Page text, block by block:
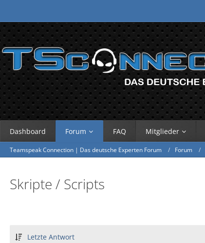
Dashboard Forum FAQ Mitglieder
Teamspeak Connection | Das deutsche Experten Forum Forum
Skripte / Scripts
Letzte Antwort